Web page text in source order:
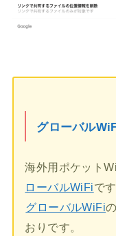
グローバル
海外用ポケット
ローバルWiFiです
グローバルWiFi
おりです。